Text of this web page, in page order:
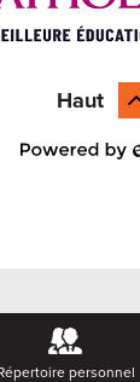
Haut
personnel